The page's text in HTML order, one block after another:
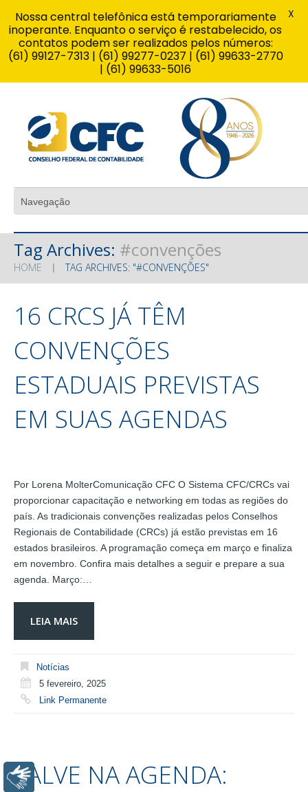
Tag Archives: #convenções
HOME TAG ARCHIVES: "#CONVENÇÕES"
16 CRCS JÁ TÊM
CONVENÇÕES
ESTADUAIS PREVISTAS
EM SUAS AGENDAS
Por Lorena MolterComunicação CFC O Sistema CFC/CRCs vai
proporcionar capacitação e networking em todas as regiões do
país. As tradicionais convenções realizadas pelos Conselhos
Regionais de Contabilidade (CRCs) já estão previstas em 16
estados brasileiros. A programação começa em março e finaliza
em novembro. Confira mais detalhes a seguir e prepare a sua
agenda. Março:…
LEIA MAIS
Notícias
5 fevereiro, 2025
Link Permanente
SALVE NA AGENDA:
Nossa central telefônica está temporariamente
inoperante. Enquanto o serviço é restabelecido, os
contatos podem ser realizados pelos números:
(61) 99127-7313 | (61) 99277-0237 | (61) 99633-2770
| (61) 99633-5016
X
Libras